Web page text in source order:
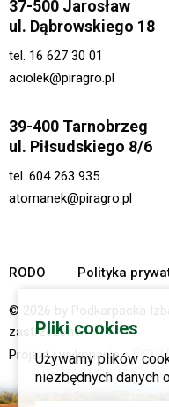
37-500 Jarosław
ul. Dąbrowskiego 18
tel. 16 627 30 01
aciolek@piragro.pl
39-400 Tarnobrzeg
ul. Piłsudskiego 8/6
tel. 604 263 935
atomanek@piragro.pl
RODO Polityka
© 2026 by Podkarpacka
zastrzeżone.
Projekt i wykonanie:
Pliki cookies
Używamy plików
niezbędnych danych